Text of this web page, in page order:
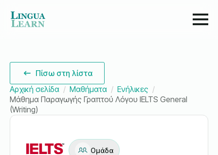
Πίσω στη λίστα
Αρχική σελίδα
Μαθήματα
Ενήλικες
Μάθημα Παραγωγής Γραπτού Λόγου IELTS General
(Writing)
Ομάδα